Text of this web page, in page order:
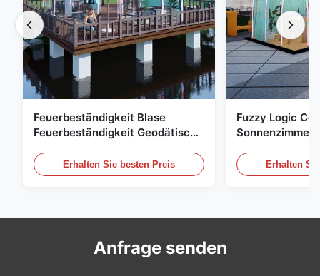
Feuerbeständigkeit Blase
Feuerbeständigkeit Geodätisch
Erhalten Sie besten Preis
Fuzzy Logic
Sonnenzimmer
Erhalten
Anfrage senden